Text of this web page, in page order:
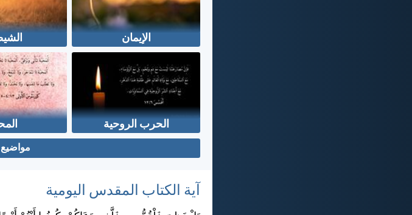
الإيمان
الحرب الروحية
آية الكتاب المقدس اليومية